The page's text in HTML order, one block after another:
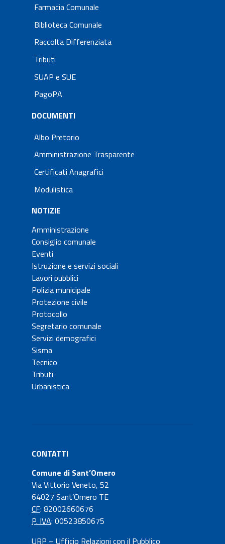
Farmacia Comunale
Biblioteca Comunale
Raccolta Differenziata
Tributi
SUAP e SUE
PagoPA
DOCUMENTI
Albo Pretorio
Amministrazione Trasparente
Certificati Anagrafici
Modulistica
NOTIZIE
Amministrazione
Consiglio comunale
Eventi
Istruzione e servizi sociali
Lavori pubblici
Polizia municipale
Protezione civile
Protocollo
Segretario comunale
Servizi demografici
Sisma
Tecnico
Tributi
Urbanistica
CONTATTI
Comune di Sant’Omero
Via Vittorio Veneto, 52
64027 Sant’Omero TE
CF: 82002660676
P. IVA: 00523850675
URP – Ufficio Relazioni con il Pubblico